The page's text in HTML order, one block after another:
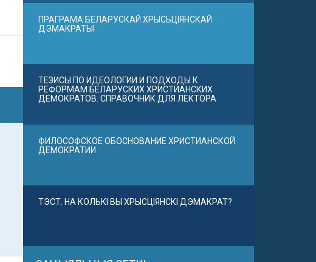
ПРАГРАМА БЕЛАРУСКАЙ ХРЫСЬЦІЯНСКАЙ
ДЭМАКРАТЫІ
ТЕЗИСЫ ПО ИДЕОЛОГИИ И ПОДХОДЫ К
РЕФОРМАМ БЕЛАРУСКИХ ХРИСТИАНСКИХ
ДЕМОКРАТОВ. СПРАВОЧНИК ДЛЯ ЛЕКТОРА
ФИЛОСОФСКОЕ ОБОСНОВАНИЕ ХРИСТИАНСКОЙ
ДЕМОКРАТИИ
ТЭСТ. НА КОЛЬКІ ВЫ ХРЫСЦІЯНСКІ ДЭМАКРАТ?